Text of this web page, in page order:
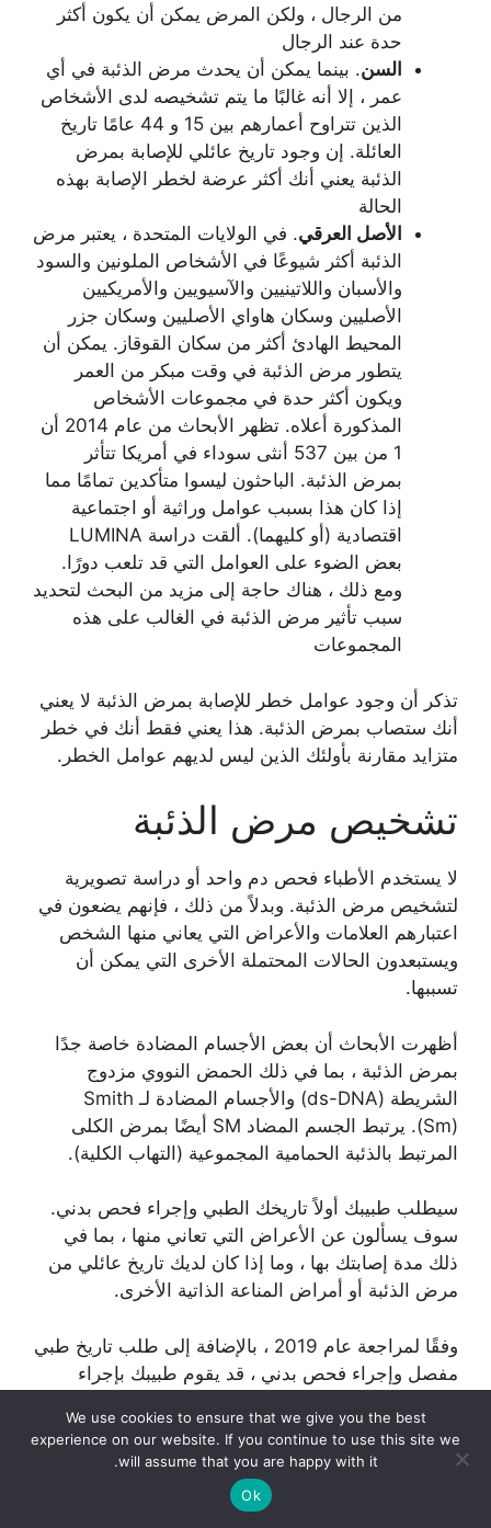
من الرجال ، ولكن المرض يمكن أن يكون أكثر
حدة عند الرجال
السن. بينما يمكن أن يحدث مرض الذئبة في أي
عمر ، إلا أنه غالبًا ما يتم تشخيصه لدى الأشخاص
الذين تتراوح أعمارهم بين 15 و 44 عامًا تاريخ
العائلة. إن وجود تاريخ عائلي للإصابة بمرض
الذئبة يعني أنك أكثر عرضة لخطر الإصابة بهذه
الحالة
الأصل العرقي. في الولايات المتحدة ، يعتبر مرض
الذئبة أكثر شيوعًا في الأشخاص الملونين والسود
والأسبان واللاتينيين والآسيويين والأمريكيين
الأصليين وسكان هاواي الأصليين وسكان جزر
المحيط الهادئ أكثر من سكان القوقاز. يمكن أن
يتطور مرض الذئبة في وقت مبكر من العمر
ويكون أكثر حدة في مجموعات الأشخاص
المذكورة أعلاه. تظهر الأبحاث من عام 2014 أن
1 من بين 537 أنثى سوداء في أمريكا تتأثر
بمرض الذئبة. الباحثون ليسوا متأكدين تمامًا مما
إذا كان هذا بسبب عوامل وراثية أو اجتماعية
اقتصادية (أو كليهما). ألقت دراسة LUMINA
بعض الضوء على العوامل التي قد تلعب دورًا.
ومع ذلك ، هناك حاجة إلى مزيد من البحث لتحديد
سبب تأثير مرض الذئبة في الغالب على هذه
المجموعات
تذكر أن وجود عوامل خطر للإصابة بمرض الذئبة لا يعني
أنك ستصاب بمرض الذئبة. هذا يعني فقط أنك في خطر
متزايد مقارنة بأولئك الذين ليس لديهم عوامل الخطر.
تشخيص مرض الذئبة
لا يستخدم الأطباء فحص دم واحد أو دراسة تصويرية
لتشخيص مرض الذئبة. وبدلاً من ذلك ، فإنهم يضعون في
اعتبارهم العلامات والأعراض التي يعاني منها الشخص
ويستبعدون الحالات المحتملة الأخرى التي يمكن أن
تسببها.
أظهرت الأبحاث أن بعض الأجسام المضادة خاصة جدًا
بمرض الذئبة ، بما في ذلك الحمض النووي مزدوج
الشريطة (ds-DNA) والأجسام المضادة لـ Smith
(Sm). يرتبط الجسم المضاد SM أيضًا بمرض الكلى
المرتبط بالذئبة الحمامية المجموعية (التهاب الكلية).
سيطلب طبيبك أولاً تاريخك الطبي وإجراء فحص بدني.
سوف يسألون عن الأعراض التي تعاني منها ، بما في
ذلك مدة إصابتك بها ، وما إذا كان لديك تاريخ عائلي من
مرض الذئبة أو أمراض المناعة الذاتية الأخرى.
وفقًا لمراجعة عام 2019 ، بالإضافة إلى طلب تاريخ طبي
مفصل وإجراء فحص بدني ، قد يقوم طبيبك بإجراء
تحاليل الدم. يمكن أن تشمل هذه تعداد الدم
الكامل. يستخدم الأطباء هذا الاختبار لتحديد عدد
ونوع خلايا الدم الحمراء وخلايا الدم البيضاء
We use cookies to ensure that we give you the best
experience on our website. If you continue to use this site we
will assume that you are happy with it.
Ok